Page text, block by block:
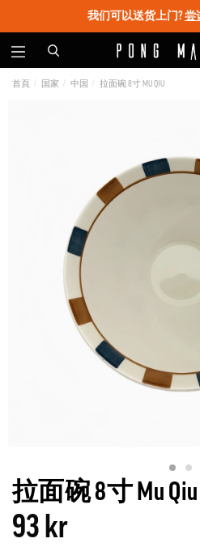
我们可以送货上门?尝
首頁 国家 中国 拉面碗 8寸 MU QIU
拉面碗 8寸 Mu Qiu
93 kr